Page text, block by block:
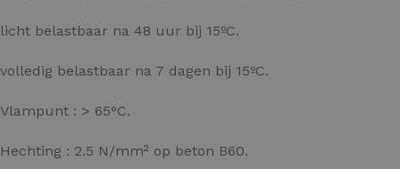
licht belastbaar na 48 uur bij 15ºC.
volledig belastbaar na 7 dagen bij 15ºC.
Vlampunt : > 65°C.
Hechting : 2.5 N/mm² op beton B60.